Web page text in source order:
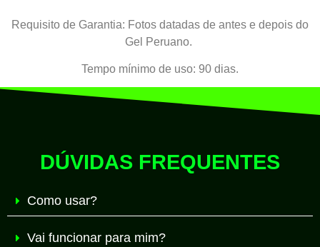
Requisito de Garantia: Fotos datadas de antes e depois do
Gel Peruano.
Tempo mínimo de uso: 90 dias.
DÚVIDAS FREQUENTES
Como usar?
Vai funcionar para mim?